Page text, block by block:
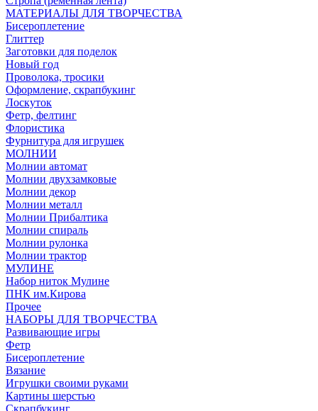
МАТЕРИАЛЫ ДЛЯ ТВОРЧЕСТВА
Бисероплетение
Глиттер
Заготовки для поделок
Новый год
Проволока, тросики
Оформление, скрапбукинг
Лоскуток
Фетр, фелтинг
Флористика
Фурнитура для игрушек
МОЛНИИ
Молнии автомат
Молнии двухзамковые
Молнии декор
Молнии металл
Молнии Прибалтика
Молнии спираль
Молнии рулонка
Молнии трактор
МУЛИНЕ
Набор ниток Мулине
ПНК им.Кирова
Прочее
НАБОРЫ ДЛЯ ТВОРЧЕСТВА
Развивающие игры
Фетр
Бисероплетение
Вязание
Игрушки своими руками
Картины шерстью
Скрапбукинг